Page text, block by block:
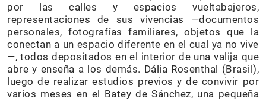
por las calles y espacios vueltabajeros,
representaciones de sus vivencias —documentos
personales, fotografías familiares, objetos que la
conectan a un espacio diferente en el cual ya no vive
—, todos depositados en el interior de una valija que
abre y enseña a los demás. Dália Rosenthal (Brasil),
luego de realizar estudios previos y de convivir por
varios meses en el Batey de Sánchez, una pequeña